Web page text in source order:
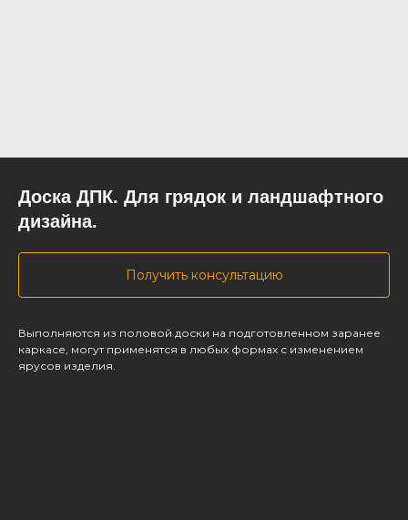
Доска ДПК. Для грядок и ландшафтного
дизайна.
Получить консультацию
Выполняются из половой доски на подготовленном заранее
каркасе, могут применятся в любых формах с изменением
ярусов изделия.